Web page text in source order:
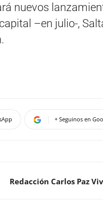
nuevos
–en julio-,
+ Seguinos en
Redacción Carlos Paz